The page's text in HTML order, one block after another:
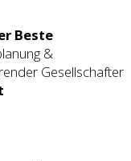
Beste
&
Gesellschafter